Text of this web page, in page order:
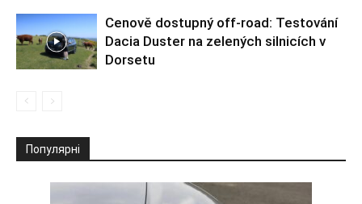
Cenově dostupný off-road: Testování
Dacia Duster na zelených silnicích v
Dorsetu
Популярні